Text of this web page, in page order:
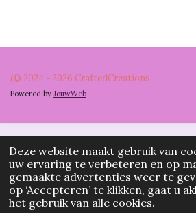
Deze website maakt gebruik van
uw ervaring te verbeteren en op
gemaakte advertenties weer te
op ‘Accepteren’ te klikken, gaat u
het gebruik van alle cookies.
(© 2024 - 2026 CraftedCreations
Powered by JouwWeb